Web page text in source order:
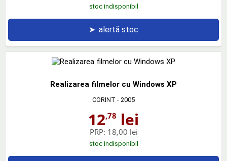
stoc indisponibil
➤ alertă stoc
Realizarea filmelor cu Windows XP
CORINT - 2005
12,78 lei
PRP: 18,00 lei
stoc indisponibil